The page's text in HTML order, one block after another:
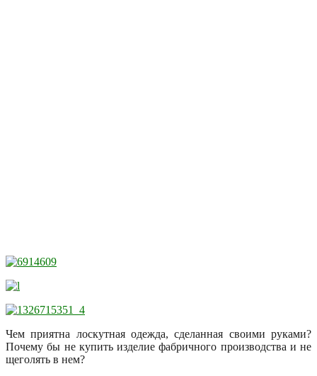
Чем приятна лоскутная одежда, сделанная своими руками?
Почему бы не купить изделие фабричного производства и не
щеголять в нем?